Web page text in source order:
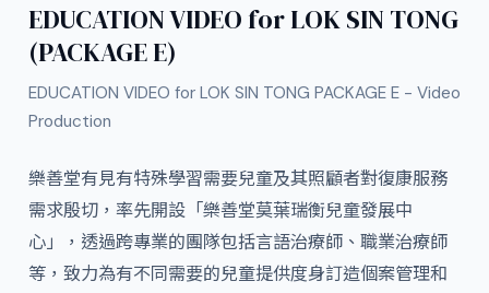
EDUCATION VIDEO for LOK SIN TONG
(PACKAGE E)
EDUCATION VIDEO for LOK SIN TONG PACKAGE E - Video
Production
樂善堂有見有特殊學習需要兒童及其照顧者對復康服務
需求殷切，率先開設「樂善堂莫葉瑞衡兒童發展中
心」，透過跨專業的團隊包括言語治療師、職業治療師
等，致力為有不同需要的兒童提供度身訂造個案管理和